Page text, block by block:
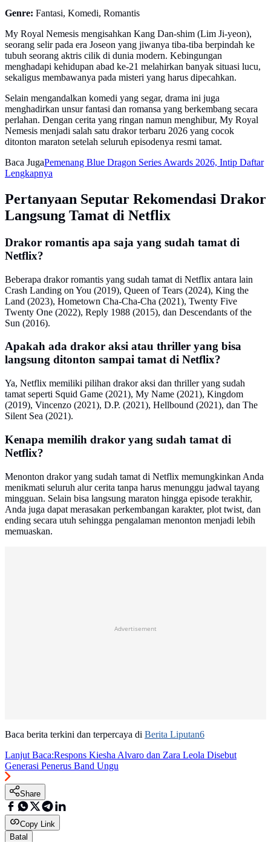
Genre: Fantasi, Komedi, Romantis
My Royal Nemesis mengisahkan Kang Dan-shim (Lim Ji-yeon),
seorang selir pada era Joseon yang jiwanya tiba-tiba berpindah ke
tubuh seorang aktris cilik di dunia modern. Kebingungan
menghadapi kehidupan abad ke-21 melahirkan banyak situasi lucu,
sekaligus membawanya pada misteri yang harus dipecahkan.
Selain mengandalkan komedi yang segar, drama ini juga
menghadirkan unsur fantasi dan romansa yang berkembang secara
perlahan. Dengan cerita yang ringan namun menghibur, My Royal
Nemesis menjadi salah satu drakor terbaru 2026 yang cocok
ditonton maraton setelah seluruh episodenya resmi tamat.
Baca JugaPemenang Blue Dragon Series Awards 2026, Intip Daftar
Lengkapnya
Pertanyaan Seputar Rekomendasi Drakor
Langsung Tamat di Netflix
Drakor romantis apa saja yang sudah tamat di
Netflix?
Beberapa drakor romantis yang sudah tamat di Netflix antara lain
Crash Landing on You (2019), Queen of Tears (2024), King the
Land (2023), Hometown Cha-Cha-Cha (2021), Twenty Five
Twenty One (2022), Reply 1988 (2015), dan Descendants of the
Sun (2016).
Apakah ada drakor aksi atau thriller yang bisa
langsung ditonton sampai tamat di Netflix?
Ya, Netflix memiliki pilihan drakor aksi dan thriller yang sudah
tamat seperti Squid Game (2021), My Name (2021), Kingdom
(2019), Vincenzo (2021), D.P. (2021), Hellbound (2021), dan The
Silent Sea (2021).
Kenapa memilih drakor yang sudah tamat di
Netflix?
Menonton drakor yang sudah tamat di Netflix memungkinkan Anda
menikmati seluruh alur cerita tanpa harus menunggu jadwal tayang
mingguan. Selain bisa langsung maraton hingga episode terakhir,
Anda juga dapat merasakan perkembangan karakter, plot twist, dan
ending secara utuh sehingga pengalaman menonton menjadi lebih
memuaskan.
Advertisement
Baca berita terkini dan terpercaya di Berita Liputan6
Lanjut Baca:Respons Kiesha Alvaro dan Zara Leola Disebut
Generasi Penerus Band Ungu
Share
Copy Link
Batal